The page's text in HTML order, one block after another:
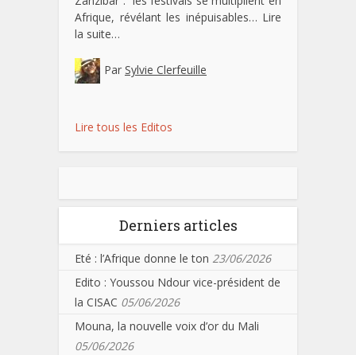
Afrique, révélant les inépuisables… Lire
la suite…
Par Sylvie Clerfeuille
Lire tous les Editos
Derniers articles
Eté : l’Afrique donne le ton 23/06/2026
Edito : Youssou Ndour vice-président de
la CISAC 05/06/2026
Mouna, la nouvelle voix d’or du Mali
05/06/2026